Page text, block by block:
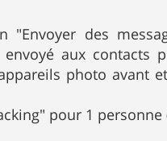
des
aux contacts
photo avant
pour 1 personne